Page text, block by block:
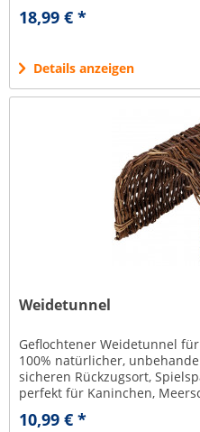
18,99 € *
Details anzeigen
Weidetunnel
Geflochtener Weidetunnel
100% natürlicher,
sicheren Rückzugsort,
perfekt für Kaninchen,
Nager im Innen-...
10,99 € *